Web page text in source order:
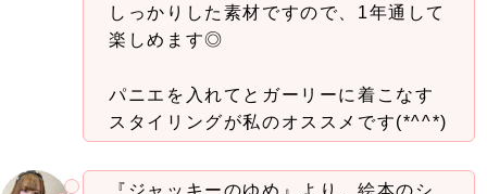
しっかりした素材ですので、1年通して
楽しめます◎
パニエを入れてとガーリーに着こなす
スタイリングが私のオススメです(*^^*)